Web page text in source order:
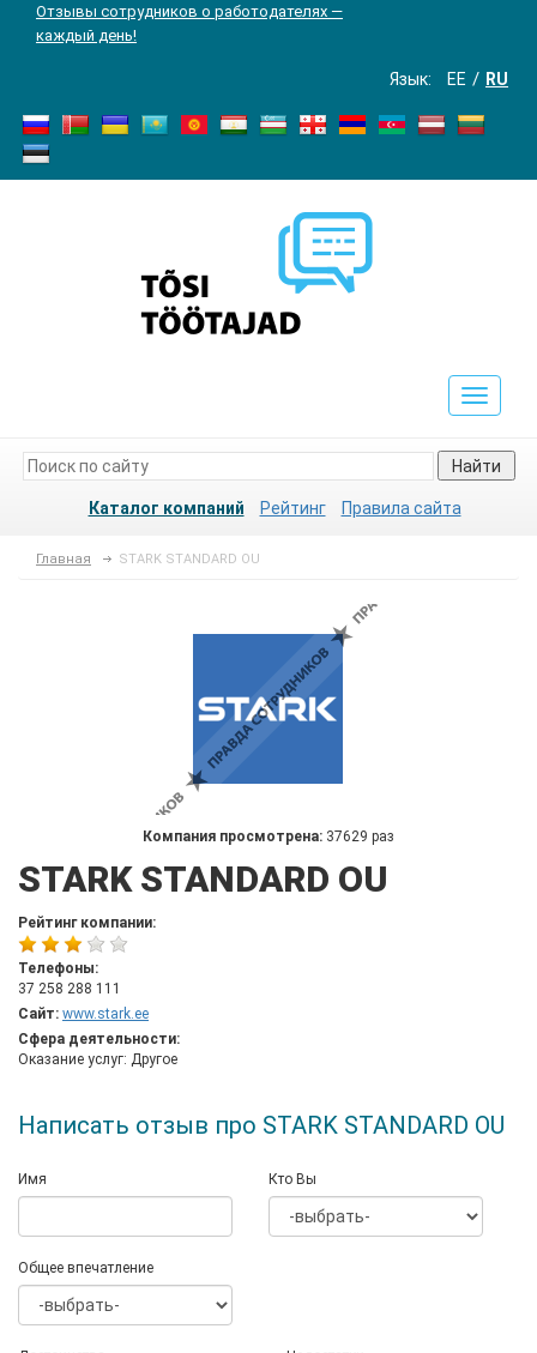
Отзывы сотрудников о работодателях —
каждый день!
Язык: EE RU
Toggle
Найти
Каталог компаний Рейтинг Правила сайта
Главная STARK STANDARD OU
Компания просмотрена: 37629 раз
STARK STANDARD OU
Рейтинг компании:
Телефоны:
37 258 288 111
Сайт: www.stark.ee
Сфера деятельности:
Оказание услуг: Другое
Написать отзыв про STARK STANDARD OU
Имя Кто Вы
Общее впечатление